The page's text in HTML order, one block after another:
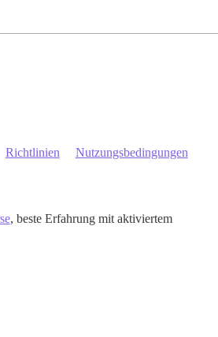
Richtlinien Nutzungsbedingungen
, beste Erfahrung mit aktiviertem